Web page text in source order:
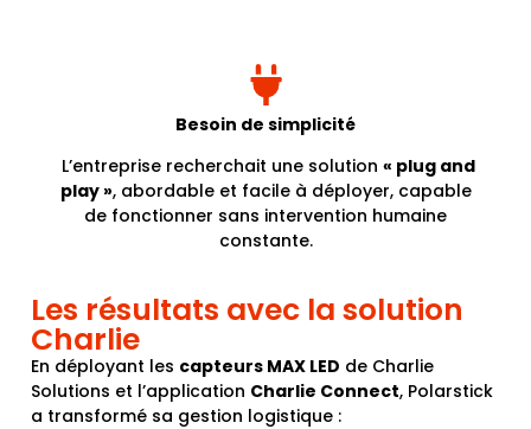
Besoin de simplicité
L’entreprise recherchait une solution « plug and
play », abordable et facile à déployer, capable
de fonctionner sans intervention humaine
constante.
Les résultats avec la solution
Charlie
En déployant les capteurs MAX LED de Charlie
Solutions et l’application Charlie Connect, Polarstick
a transformé sa gestion logistique :